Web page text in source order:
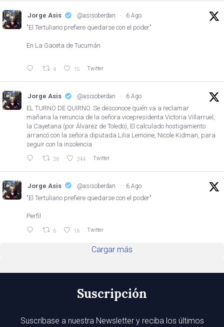
Jorge Asis @asisoberdan · 6 Ago
"El Tertuliano prefiere quedarse con el poder"
En La Gaceta de Tucumán
4 15 Twitter
Jorge Asis @asisoberdan · 6 Ago
EL TURNO DE QUIRNO. Se desconoce quién va a reclamar
mañana la renuncia de la señora vicepresidenta Victoria Villarruel,
la Cayetana (por Álvarez de Toledo), El calculado hostigamiento
arrancó con la señora diputada Lilia Lemoine, Nicole Kidman, para
seguir con la insolencia
26 244 Twitter
Jorge Asis @asisoberdan · 6 Ago
"El Tertuliano prefiere quedarse con el poder"
Perfil
6 16 Twitter
Cargar más
Suscripción
Suscríbase a nuestra Newsletter y reciba los últimos